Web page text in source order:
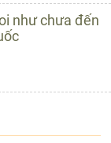
như chưa đến